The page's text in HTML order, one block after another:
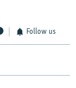
Follow us